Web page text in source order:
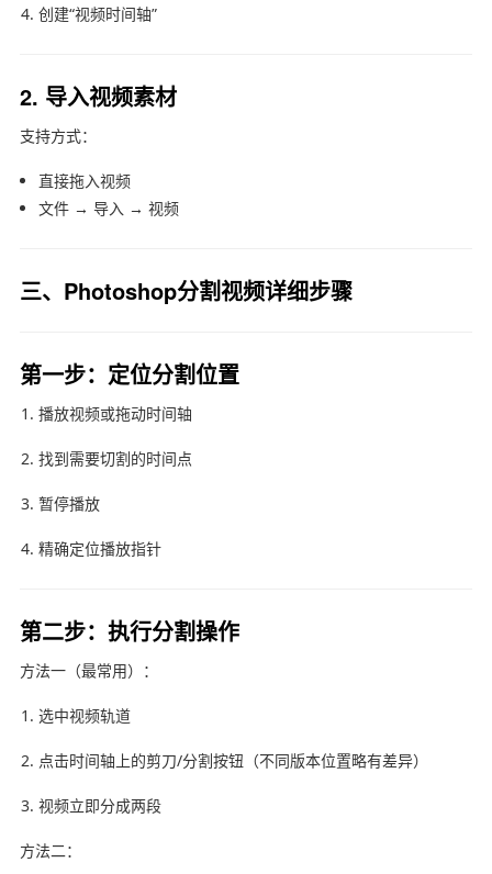
创建“视频时间轴”
2. 导入视频素材
支持方式：
直接拖入视频
文件 → 导入 → 视频
三、Photoshop分割视频详细步骤
第一步：定位分割位置
播放视频或拖动时间轴
找到需要切割的时间点
暂停播放
精确定位播放指针
第二步：执行分割操作
方法一（最常用）：
选中视频轨道
点击时间轴上的剪刀/分割按钮（不同版本位置略有差异）
视频立即分成两段
方法二：